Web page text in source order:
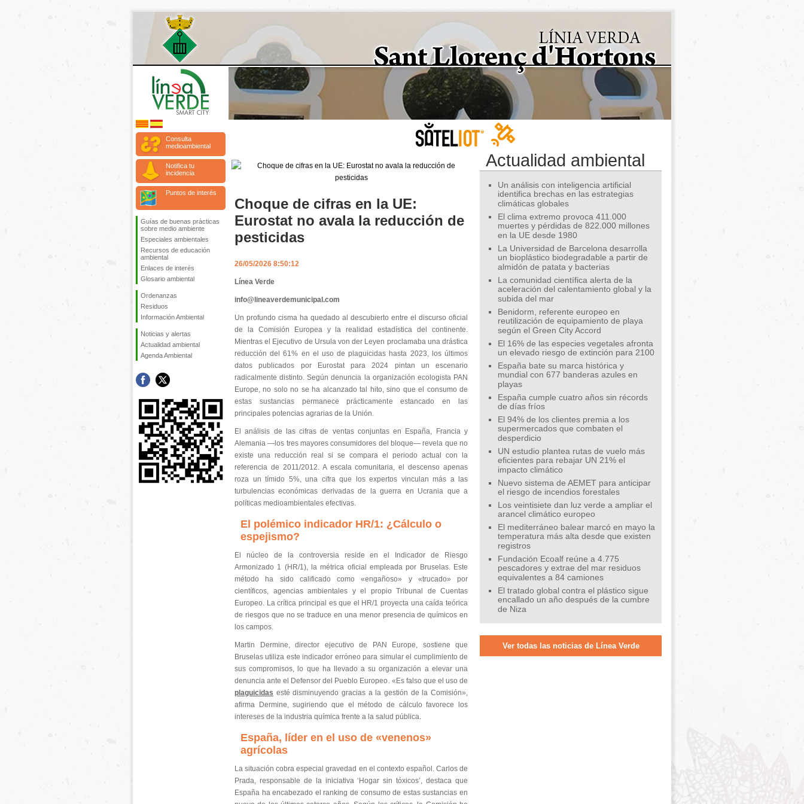
Consulta
medioambiental
Notifica tu
incidencia
Puntos de interés
Guías de buenas prácticas
sobre medio ambiente
Especiales ambientales
Recursos de educación
ambiental
Enlaces de interés
Glosario ambiental
Ordenanzas
Residuos
Información Ambiental
Noticias y alertas
Actualidad ambiental
Agenda Ambiental
Choque de cifras en la UE:
Eurostat no avala la reducción de
pesticidas
26/05/2026 8:50:12
Línea Verde
info@lineaverdemunicipal.com
Un profundo cisma ha quedado al descubierto entre el discurso oficial
de la Comisión Europea y la realidad estadística del continente.
Mientras el Ejecutivo de Ursula von der Leyen proclamaba una drástica
reducción del 61% en el uso de plaguicidas hasta 2023, los últimos
datos publicados por Eurostat para 2024 pintan un escenario
radicalmente distinto. Según denuncia la organización ecologista PAN
Europe, no solo no se ha alcanzado tal hito, sino que el consumo de
estas sustancias permanece prácticamente estancado en las
principales potencias agrarias de la Unión.
El análisis de las cifras de ventas conjuntas en España, Francia y
Alemania —los tres mayores consumidores del bloque— revela que no
existe una reducción real si se compara el periodo actual con la
referencia de 2011/2012. A escala comunitaria, el descenso apenas
roza un tímido 5%, una cifra que los expertos vinculan más a las
turbulencias económicas derivadas de la guerra en Ucrania que a
políticas medioambientales efectivas.
El polémico indicador HR/1: ¿Cálculo o
espejismo?
El núcleo de la controversia reside en el Indicador de Riesgo
Armonizado 1 (HR/1), la métrica oficial empleada por Bruselas. Este
método ha sido calificado como «engañoso» y «trucado» por
científicos, agencias ambientales y el propio Tribunal de Cuentas
Europeo. La crítica principal es que el HR/1 proyecta una caída teórica
de riesgos que no se traduce en una menor presencia de químicos en
los campos.
Martin Dermine, director ejecutivo de PAN Europe, sostiene que
Bruselas utiliza este indicador erróneo para simular el cumplimiento de
sus compromisos, lo que ha llevado a su organización a elevar una
denuncia ante el Defensor del Pueblo Europeo. «Es falso que el uso de
plaguicidas esté disminuyendo gracias a la gestión de la Comisión»,
afirma Dermine, sugiriendo que el método de cálculo favorece los
intereses de la industria química frente a la salud pública.
España, líder en el uso de «venenos»
agrícolas
La situación cobra especial gravedad en el contexto español. Carlos de
Prada, responsable de la iniciativa ‘Hogar sin tóxicos’, destaca que
España ha encabezado el ranking de consumo de estas sustancias en
Actualidad ambiental
Un análisis con inteligencia artificial
identifica brechas en las estrategias
climáticas globales
El clima extremo provoca 411.000
muertes y pérdidas de 822.000 millones
en la UE desde 1980
La Universidad de Barcelona desarrolla
un bioplástico biodegradable a partir de
almidón de patata y bacterias
La comunidad científica alerta de la
aceleración del calentamiento global y la
subida del mar
Benidorm, referente europeo en
reutilización de equipamiento de playa
según el Green City Accord
El 16% de las especies vegetales afronta
un elevado riesgo de extinción para 2100
España bate su marca histórica y
mundial con 677 banderas azules en
playas
España cumple cuatro años sin récords
de días fríos
El 94% de los clientes premia a los
supermercados que combaten el
desperdicio
UN estudio plantea rutas de vuelo más
eficientes para rebajar UN 21% el
impacto climático
Nuevo sistema de AEMET para anticipar
el riesgo de incendios forestales
Los veintisiete dan luz verde a ampliar el
arancel climático europeo
El mediterráneo balear marcó en mayo la
temperatura más alta desde que existen
registros
Fundación Ecoalf reúne a 4.775
pescadores y extrae del mar residuos
equivalentes a 84 camiones
El tratado global contra el plástico sigue
encallado un año después de la cumbre
de Niza
Ver todas las noticias de Línea Verde